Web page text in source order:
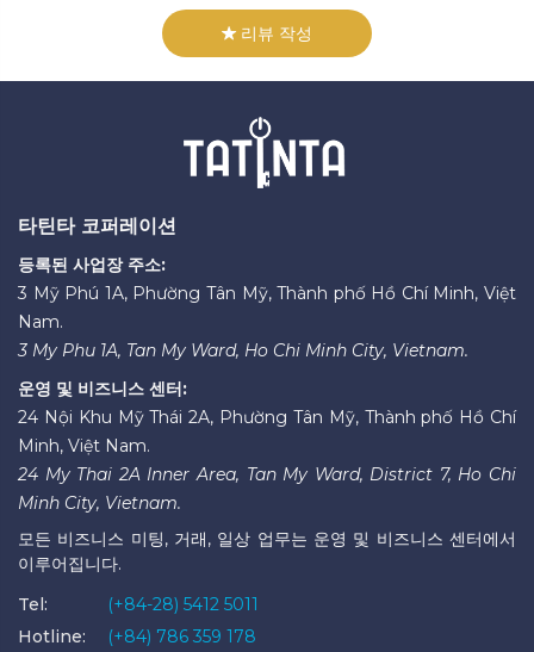
리뷰 작성
타틴타 코퍼레이션
등록된 사업장 주소:
3 Mỹ Phú 1A, Phường Tân Mỹ, Thành phố Hồ Chí Minh, Việt
Nam.
3 My Phu 1A, Tan My Ward, Ho Chi Minh City, Vietnam.
운영 및 비즈니스 센터:
24 Nội Khu Mỹ Thái 2A, Phường Tân Mỹ, Thành phố Hồ Chí
Minh, Việt Nam.
24 My Thai 2A Inner Area, Tan My Ward, District 7, Ho Chi
Minh City, Vietnam.
모든 비즈니스 미팅, 거래, 일상 업무는 운영 및 비즈니스 센터에서
이루어집니다.
Tel:
(+84-28) 5412 5011
Hotline:
(+84) 786 359 178